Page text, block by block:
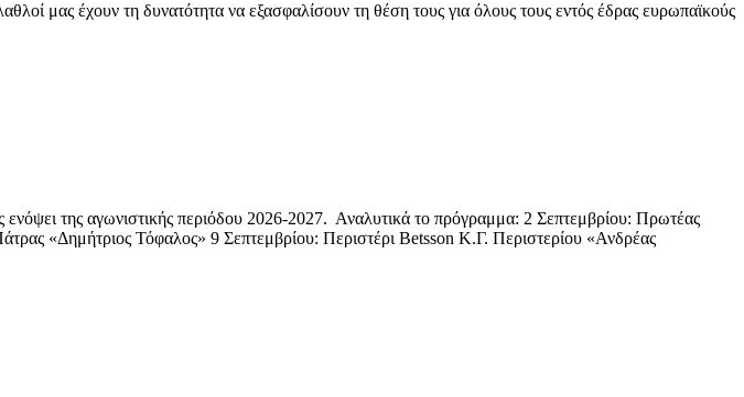
μας έχουν τη δυνατότητα να εξασφαλίσουν τη θέση τους για όλους τους εντός έδρας ευρωπαϊκούς
της αγωνιστικής περιόδου 2026-2027. Αναλυτικά το πρόγραμμα: 2 Σεπτεμβρίου: Πρωτέας
«Δημήτριος Τόφαλος» 9 Σεπτεμβρίου: Περιστέρι Betsson Κ.Γ. Περιστερίου «Ανδρέας